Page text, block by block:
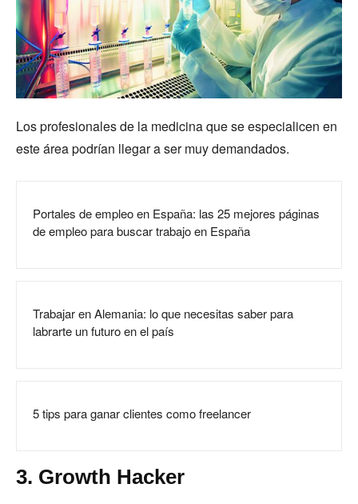
Los profesionales de la medicina que se especialicen en
este área podrían llegar a ser muy demandados.
Portales de empleo en España: las 25 mejores páginas
de empleo para buscar trabajo en España
Trabajar en Alemania: lo que necesitas saber para
labrarte un futuro en el país
5 tips para ganar clientes como freelancer
3. Growth Hacker